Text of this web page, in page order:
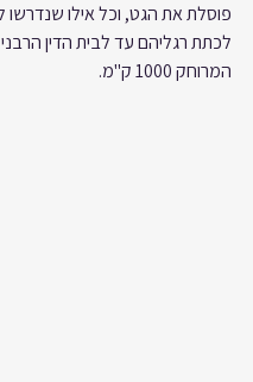
פוסלת את הגט, וכל אילו שנדרשו
לכתת רגליהם עד לבית הדין
המרוחק 1000 ק"מ.